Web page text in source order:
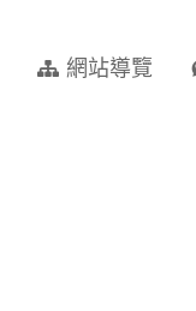
網站導覽